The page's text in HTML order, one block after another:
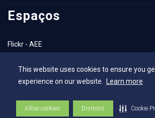
This website uses cookies to ensure you
experience on our website. Learn more
Allow cookies Dismiss Cookie
Espaços
Flickr - AEE
Biblioteca